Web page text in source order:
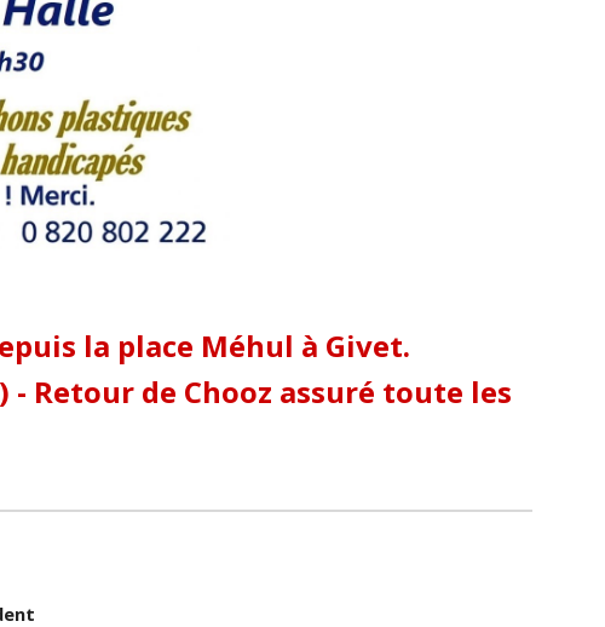
la place Méhul à Givet.
Retour de Chooz assuré toute les